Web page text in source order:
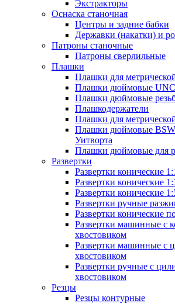
Экстракторы
Оснаска станочная
Центры и задние бабки
Державки (накатки) и
Патроны станочные
Патроны сверлильные
Плашки
Плашки для
Плашки дюймовые
Плашки дюймовые
Плашкодержатели
Плашки для
Плашки дюймовые BSW/
Уитворта
Плашки дюймовые для
Развертки
Развертки конические
Развертки конические
Развертки конические
Развертки ручные
Развертки конические
Развертки машинные с
хвостовиком
Развертки машинные с
хвостовиком
Развертки ручные с
хвостовиком
Резцы
Резцы контурные